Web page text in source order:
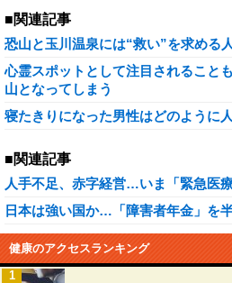
■関連記事
恐山と玉川温泉には“救い”を求める
心霊スポットとして注目されること
山となってしまう
寝たきりになった男性はどのように
■関連記事
人手不足、赤字経営…いま「緊急医
日本は強い国か…「障害者年金」を
健康のアクセスランキング
1